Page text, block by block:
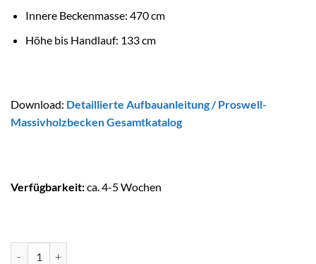
Innere Beckenmasse: 470 cm
Höhe bis Handlauf: 133 cm
Download: Detaillierte Aufbauanleitung/Proswell-
Massivholzbecken Gesamtkatalog
Verfügbarkeit:ca. 4-5 Wochen